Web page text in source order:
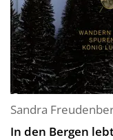
Sandra
In den Bergen